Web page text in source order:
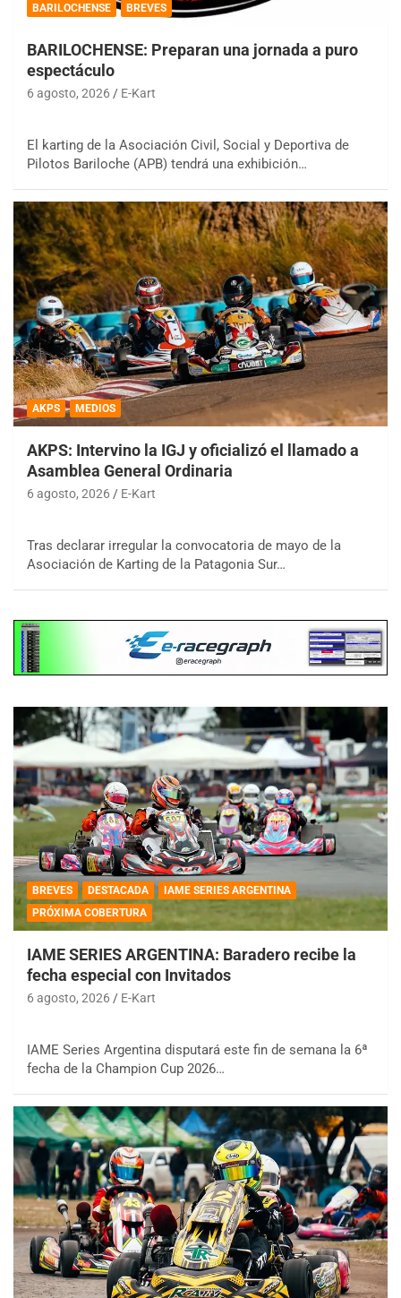
BARILOCHENSE BREVES
BARILOCHENSE: Preparan una jornada a puro
espectáculo
6 agosto, 2026 E-Kart
El karting de la Asociación Civil, Social y Deportiva de
Pilotos Bariloche (APB) tendrá una exhibición…
AKPS MEDIOS
AKPS: Intervino la IGJ y oficializó el llamado a
Asamblea General Ordinaria
6 agosto, 2026 E-Kart
Tras declarar irregular la convocatoria de mayo de la
Asociación de Karting de la Patagonia Sur…
BREVES DESTACADA
IAME SERIES ARGENTINA
PRÓXIMA COBERTURA
IAME SERIES ARGENTINA: Baradero recibe la
fecha especial con Invitados
6 agosto, 2026 E-Kart
IAME Series Argentina disputará este fin de semana la 6ª
fecha de la Champion Cup 2026…